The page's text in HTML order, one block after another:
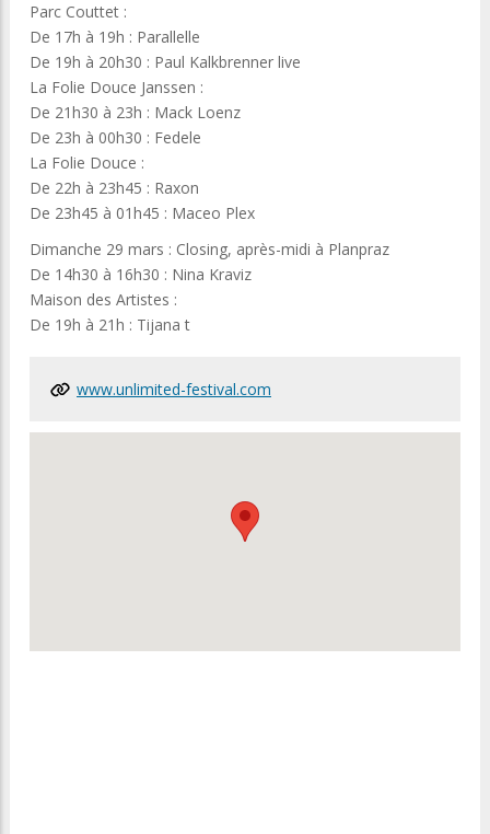
Parc Couttet :
De 17h à 19h : Parallelle
De 19h à 20h30 : Paul Kalkbrenner live
La Folie Douce Janssen :
De 21h30 à 23h : Mack Loenz
De 23h à 00h30 : Fedele
La Folie Douce :
De 22h à 23h45 : Raxon
De 23h45 à 01h45 : Maceo Plex
Dimanche 29 mars : Closing, après-midi à Planpraz
De 14h30 à 16h30 : Nina Kraviz
Maison des Artistes :
De 19h à 21h : Tijana t
www.unlimited-festival.com